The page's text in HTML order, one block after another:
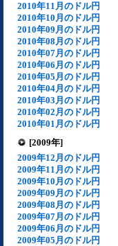
2010年11月のドル円
2010年10月のドル円
2010年09月のドル円
2010年08月のドル円
2010年07月のドル円
2010年06月のドル円
2010年05月のドル円
2010年04月のドル円
2010年03月のドル円
2010年02月のドル円
2010年01月のドル円
[2009年]
2009年12月のドル円
2009年11月のドル円
2009年10月のドル円
2009年09月のドル円
2009年08月のドル円
2009年07月のドル円
2009年06月のドル円
2009年05月のドル円